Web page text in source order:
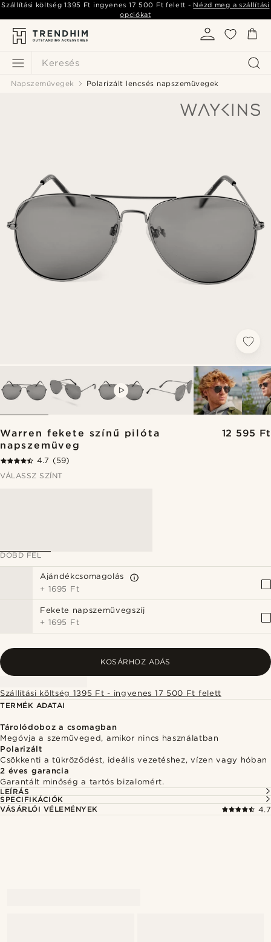
Keresés
Szállítási költség1395 Ft ingyenes 17 500 Ft felett - Nézd meg a szállítási
opciókat
Napszemüvegek Polarizált lencsés napszemüvegek
Warren fekete színű pilóta
napszemüveg
12 595 Ft
4.7 (59)
VÁLASSZ SZÍNT
DOBD FEL
Ajándékcsomagolás
+ 1695 Ft
Fekete napszemüvegszíj
+ 1695 Ft
KOSÁRHOZ ADÁS
Szállítási költség 1395 Ft - ingyenes 17 500 Ft felett
TERMÉK ADATAI
Tárolódoboz a csomagban
Megóvja a szemüveged, amikor nincs használatban
Polarizált
Csökkenti a tükröződést, ideális vezetéshez, vízen vagy hóban
2 éves garancia
Garantált minőség a tartós bizalomért.
LEÍRÁS
SPECIFIKÁCIÓK
VÁSÁRLÓI VÉLEMÉNYEK
4.7